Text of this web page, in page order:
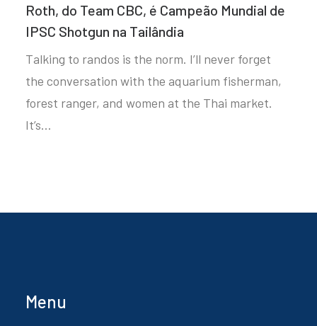
Roth, do Team CBC, é Campeão Mundial de
IPSC Shotgun na Tailândia
Talking to randos is the norm. I’ll never forget
the conversation with the aquarium fisherman,
forest ranger, and women at the Thai market.
It’s…
Menu